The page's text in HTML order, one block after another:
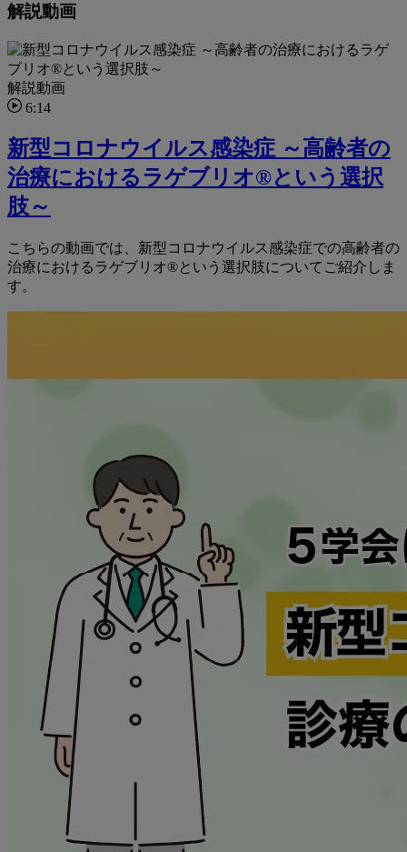
解説動画
解説動画
6:14
新型コロナウイルス感染症 ～高齢者の
治療におけるラゲブリオ®という選択
肢～
こちらの動画では、新型コロナウイルス感染症での高齢者の
治療におけるラゲブリオ®という選択肢についてご紹介しま
す。